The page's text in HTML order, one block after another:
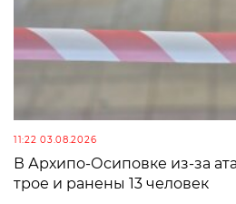
11:22 03.08.2026
В Архипо-Осиповке из-за
трое и ранены 13 человек